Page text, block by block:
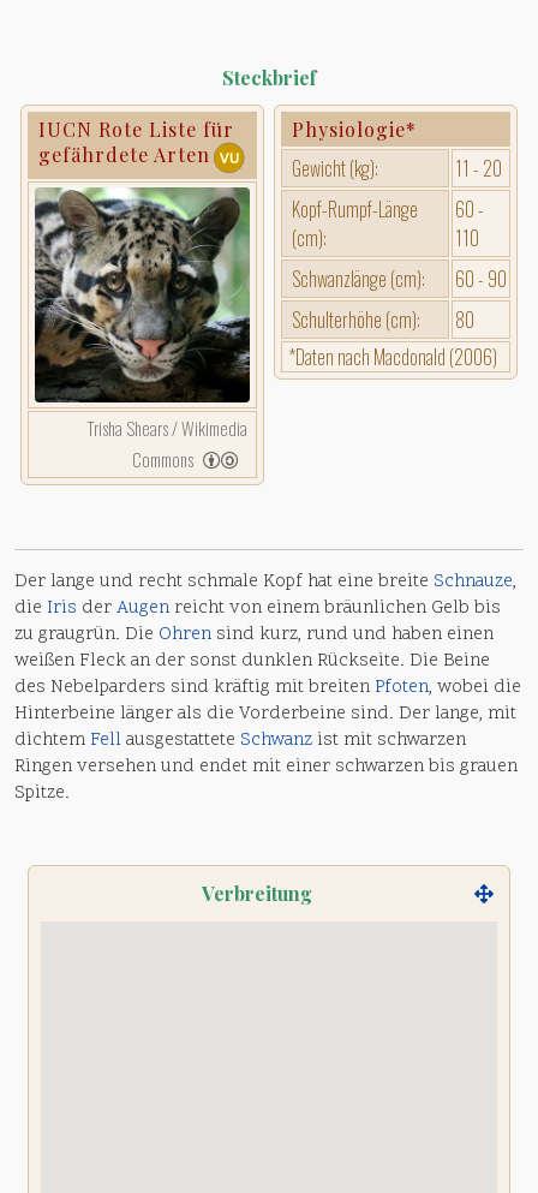
Steckbrief
IUCN Rote Liste für
gefährdete Arten
Trisha Shears / Wikimedia
Commons
Physiologie*
Gewicht (kg):
11 - 20
Kopf-Rumpf-Länge
(cm):
60 -
110
Schwanzlänge (cm):
60 - 90
Schulterhöhe (cm):
80
*Daten nach Macdonald (2006)
Der lange und recht schmale Kopf hat eine breite Schnauze,
die Iris derAugen reicht von einem bräunlichen Gelb bis
zu graugrün. Die Ohren sind kurz, rund und haben einen
weißen Fleck an der sonst dunklen Rückseite. Die Beine
des Nebelparders sind kräftig mit breiten Pfoten, wobei die
Hinterbeine länger als die Vorderbeine sind. Der lange, mit
dichtem Fellausgestattete Schwanz ist mit schwarzen
Ringen versehen und endet mit einer schwarzen bis grauen
Spitze.
Verbreitung